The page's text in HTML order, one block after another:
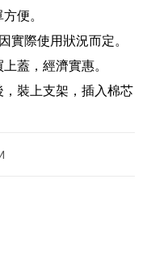
便。
實際使用狀況而定。
蓋，經濟實惠。
裝上支架，插入棉芯